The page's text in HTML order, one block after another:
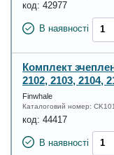
код: 42977
В наявності
Комплект
2102, 2103, 2104,
Finwhale
Каталоговий номер: CK101
код: 44417
В наявності